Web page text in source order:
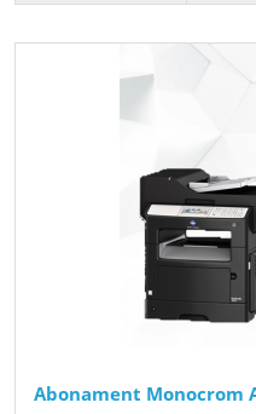
Abonament Monocrom